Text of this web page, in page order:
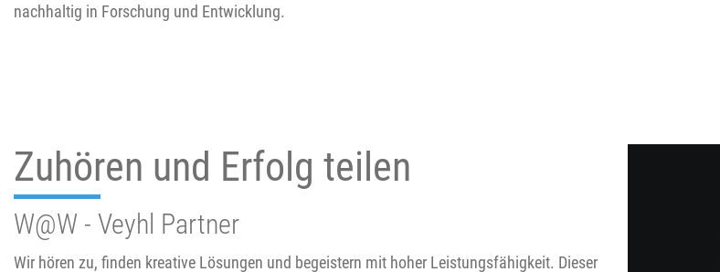
nachhaltig in Forschung und Entwicklung.
Zuhören und Erfolg teilen
W@W - Veyhl Partner
Wir hören zu, finden kreative Lösungen und begeistern mit hoher Leistungsfähigkeit. Dieser